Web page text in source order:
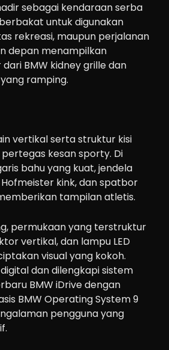
sebagai kendaraan serba
untuk digunakan
rekreasi, maupun perjalanan
depan menampilkan
BMW kidney grille dan
ramping.
vertikal serta struktur kisi
kesan sporty. Di
bahu yang kuat, jendela
kink, dan spatbor
tampilan atletis.
permukaan yang terstruktur
vertikal, dan lampu LED
visual yang kokoh.
dan dilengkapi sistem
BMW iDrive dengan
BMW Operating System 9
pengguna yang